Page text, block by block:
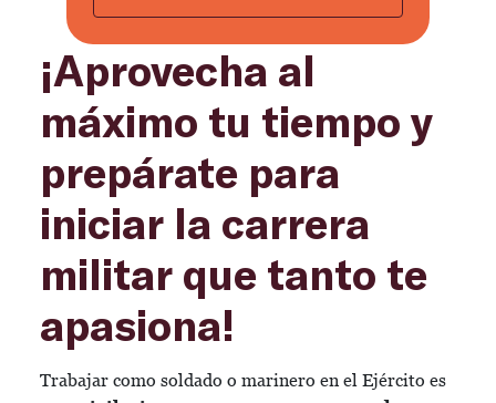
¡Aprovecha al
máximo tu tiempo y
prepárate para
iniciar la carrera
militar que tanto te
apasiona!
Trabajar como soldado o marinero en el Ejército es